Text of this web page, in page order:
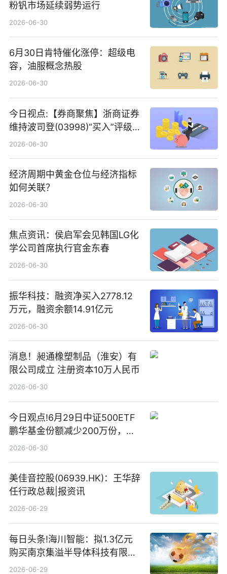
粉钒市场延续弱势运行
2026-06-30
6月30日肯特催化涨停：超级电
容，油服概念热股
2026-06-30
今日视点:【券商聚焦】浙商证券
维持波司登(03998)“买入”评级
指其业绩高质量稳增长
2026-06-30
经济周期中黄金仓位与经济指标
如何关联？
2026-06-30
焦点资讯：侯启军会见韩国LG化
学公司首席执行官金东春
2026-06-30
振华科技：融资净买入2778.12
万元，融资余额14.91亿元
2026-06-30
消息！昶通橡塑制品（淮安）有
限公司成立 注册资本10万人民币
2026-06-30
今日观点!6月29日中证500ETF
鹏华基金份额减少200万份，重
仓股亨通光电、赤峰黄金、佰维
2026-06-30
美佳音控股(06939.HK)：王华辞
任行政总裁|报资讯
2026-06-29
每日头条!海川智能：拟1.3亿元
购买南京集溢半导体科技有限公
司15.3%股权
2026-06-29